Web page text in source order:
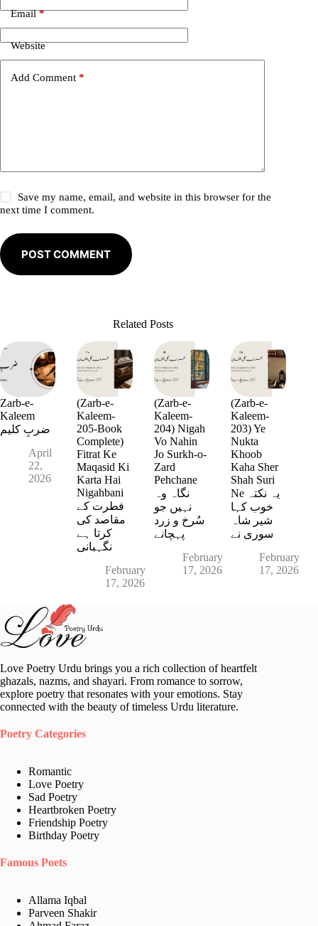
Email*
Website
Add Comment *
Save my name, email, and website in this browser for the
next time I comment.
POST COMMENT
t
i
v
Related Posts
Zarb-e-
Kaleem
ضربِ کلیم
April
22,
2026
(Zarb-e-
Kaleem-
205-Book
Complete)
Fitrat Ke
Maqasid Ki
Karta Hai
Nigahbani
فطرت کے
مقاصد کی
کرتا ہے
نگہبانی
February
17, 2026
(Zarb-e-
Kaleem-
204) Nigah
Vo Nahin
Jo Surkh-o-
Zard
Pehchane
نگاہ وہ
نہیں جو
سُرخ و زرد
پہچانے
February
17, 2026
(Zarb-e-
Kaleem-
203) Ye
Nukta
Khoob
Kaha Sher
Shah Suri
Ne یہ نکتہ
خوب کہا
شیر شاہ
سوری نے
February
17, 2026
Love Poetry Urdu brings you a rich collection of heartfelt
ghazals, nazms, and shayari. From romance to sorrow,
explore poetry that resonates with your emotions. Stay
connected with the beauty of timeless Urdu literature.
Poetry Categories
Romantic
Love Poetry
Sad Poetry
Heartbroken Poetry
Friendship Poetry
Birthday Poetry
Famous Poets
Allama Iqbal
Parveen Shakir